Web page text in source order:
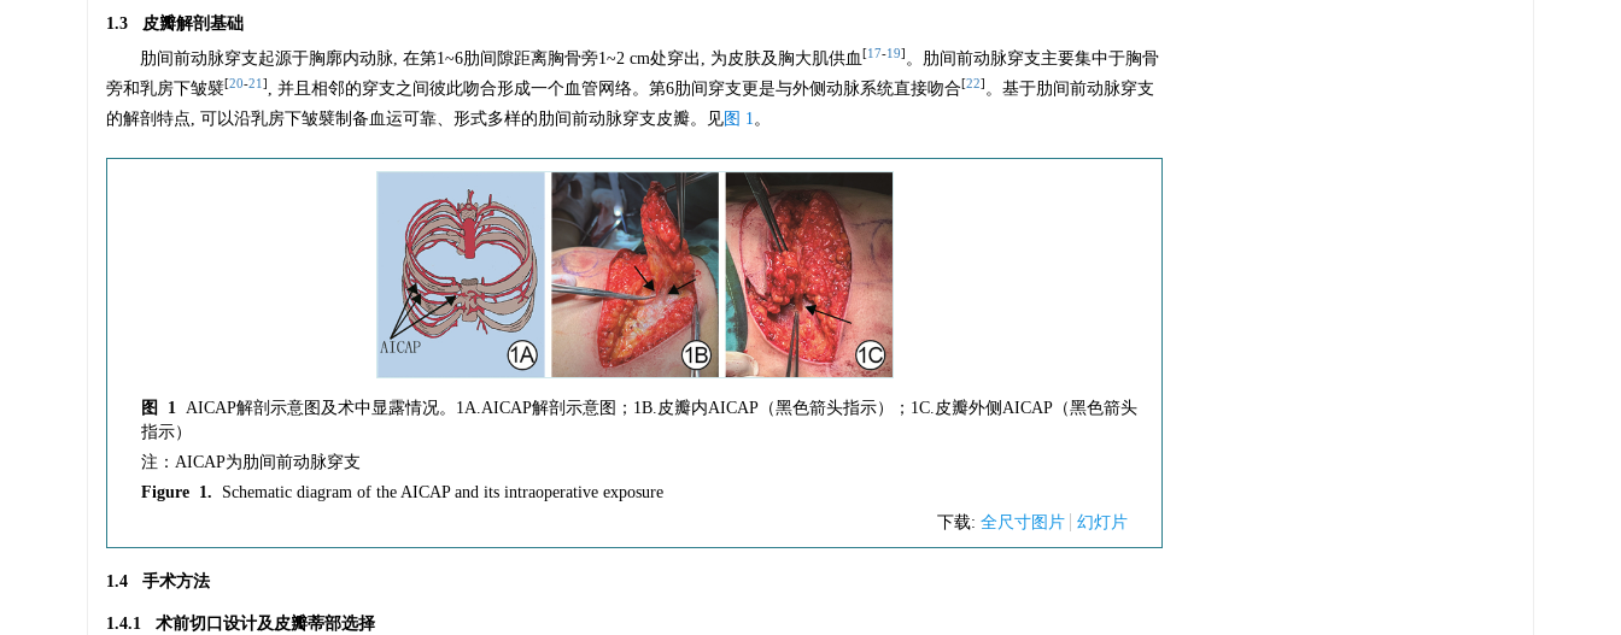
1.3 皮瓣解剖基础
肋间前动脉穿支起源于胸廓内动脉, 在第1~6肋间隙距离胸骨旁1~2 cm处穿出, 为皮肤及胸大肌供血 [17-19] 。肋间前动脉穿支主要集中于胸骨
旁和乳房下皱襞[20-21 ] , 并且相邻的穿支之间彼此吻合形成一个血管网络。第6肋间穿支更是与外侧动脉系统直接吻合[22] 。基于肋间前动脉穿支
的解剖特点, 可以沿乳房下皱襞制备血运可靠、形式多样的肋间前动脉穿支皮瓣。见图 1。
图 1 AICAP解剖示意图及术中显露情况。1A.AICAP解剖示意图；1B.皮瓣内AICAP（黑色箭头指示）；1C.皮瓣外侧AICAP（黑色箭头
指示）
注：AICAP为肋间前动脉穿支
Figure 1.
Schematic diagram of the AICAP and its intraoperative exposure
下载: 全尺寸图片 幻灯片
1.4 手术方法
1.4.1 术前切口设计及皮瓣蒂部选择